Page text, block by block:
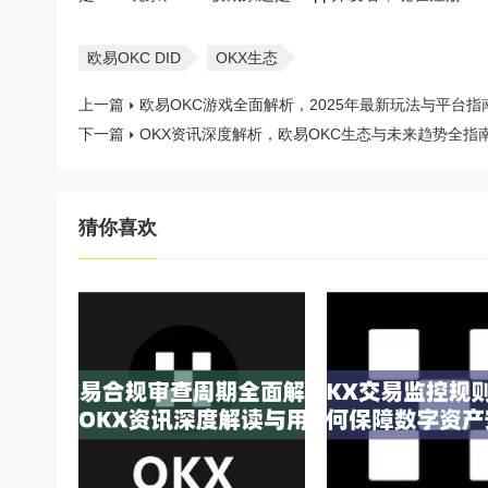
欧易OKC DID OKX生态
上一篇
欧易OKC游戏全面解析，2025年最新玩法与平台指
下一篇
OKX资讯深度解析，欧易OKC生态与未来趋势全指
猜你喜欢